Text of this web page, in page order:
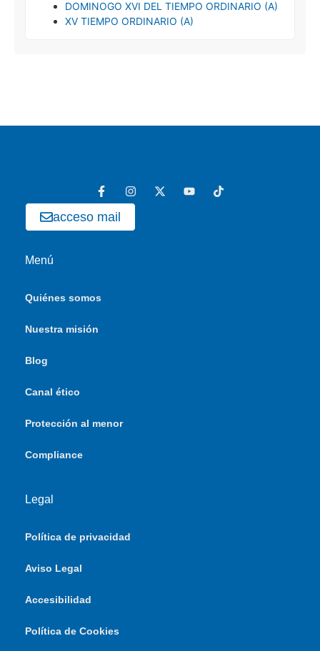
DOMINOGO XVI DEL TIEMPO ORDINARIO (A)
XV TIEMPO ORDINARIO (A)
acceso mail
Menú
Quiénes somos
Nuestra misión
Blog
Canal ético
Protección al menor
Compliance
Legal
Política de privacidad
Aviso Legal
Accesibilidad
Política de Cookies